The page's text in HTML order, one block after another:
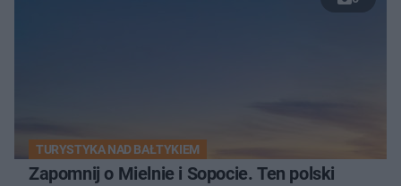
TURYSTYKA NAD BAŁTYKIEM
Zapomnij o Mielnie i Sopocie. Ten polski